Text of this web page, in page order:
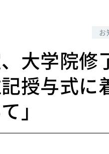
お
大学院修
授与式に
」